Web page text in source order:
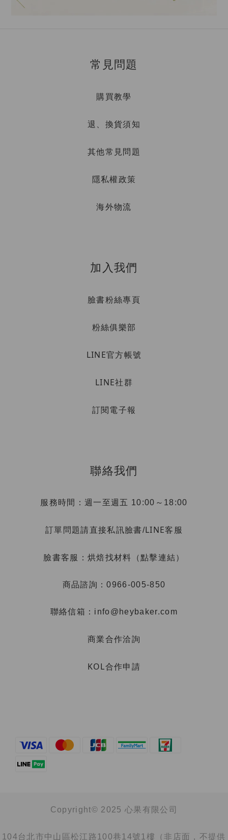
常見問題
購買教學
退、換貨須知
其他常見問題
隱私權政策
海外物流
加入我們
臉書粉絲專頁
粉絲俱樂部
LINE官方帳號
LINE社群
訂閱電子報
聯絡我們
服務時間：週一至週五 10:00～18:00
訂單問題請直接私訊臉書/LINE客服
臉書客服： 烘焙找材料（點擊連結）
商品諮詢：0966-005-850
聯絡信箱：info@heybaker.com
商業合作洽詢
KOL合作申請
Copyright© 2025 心果有限公司
104台北市中山區松江路100巷14號1樓（非店面，不提供